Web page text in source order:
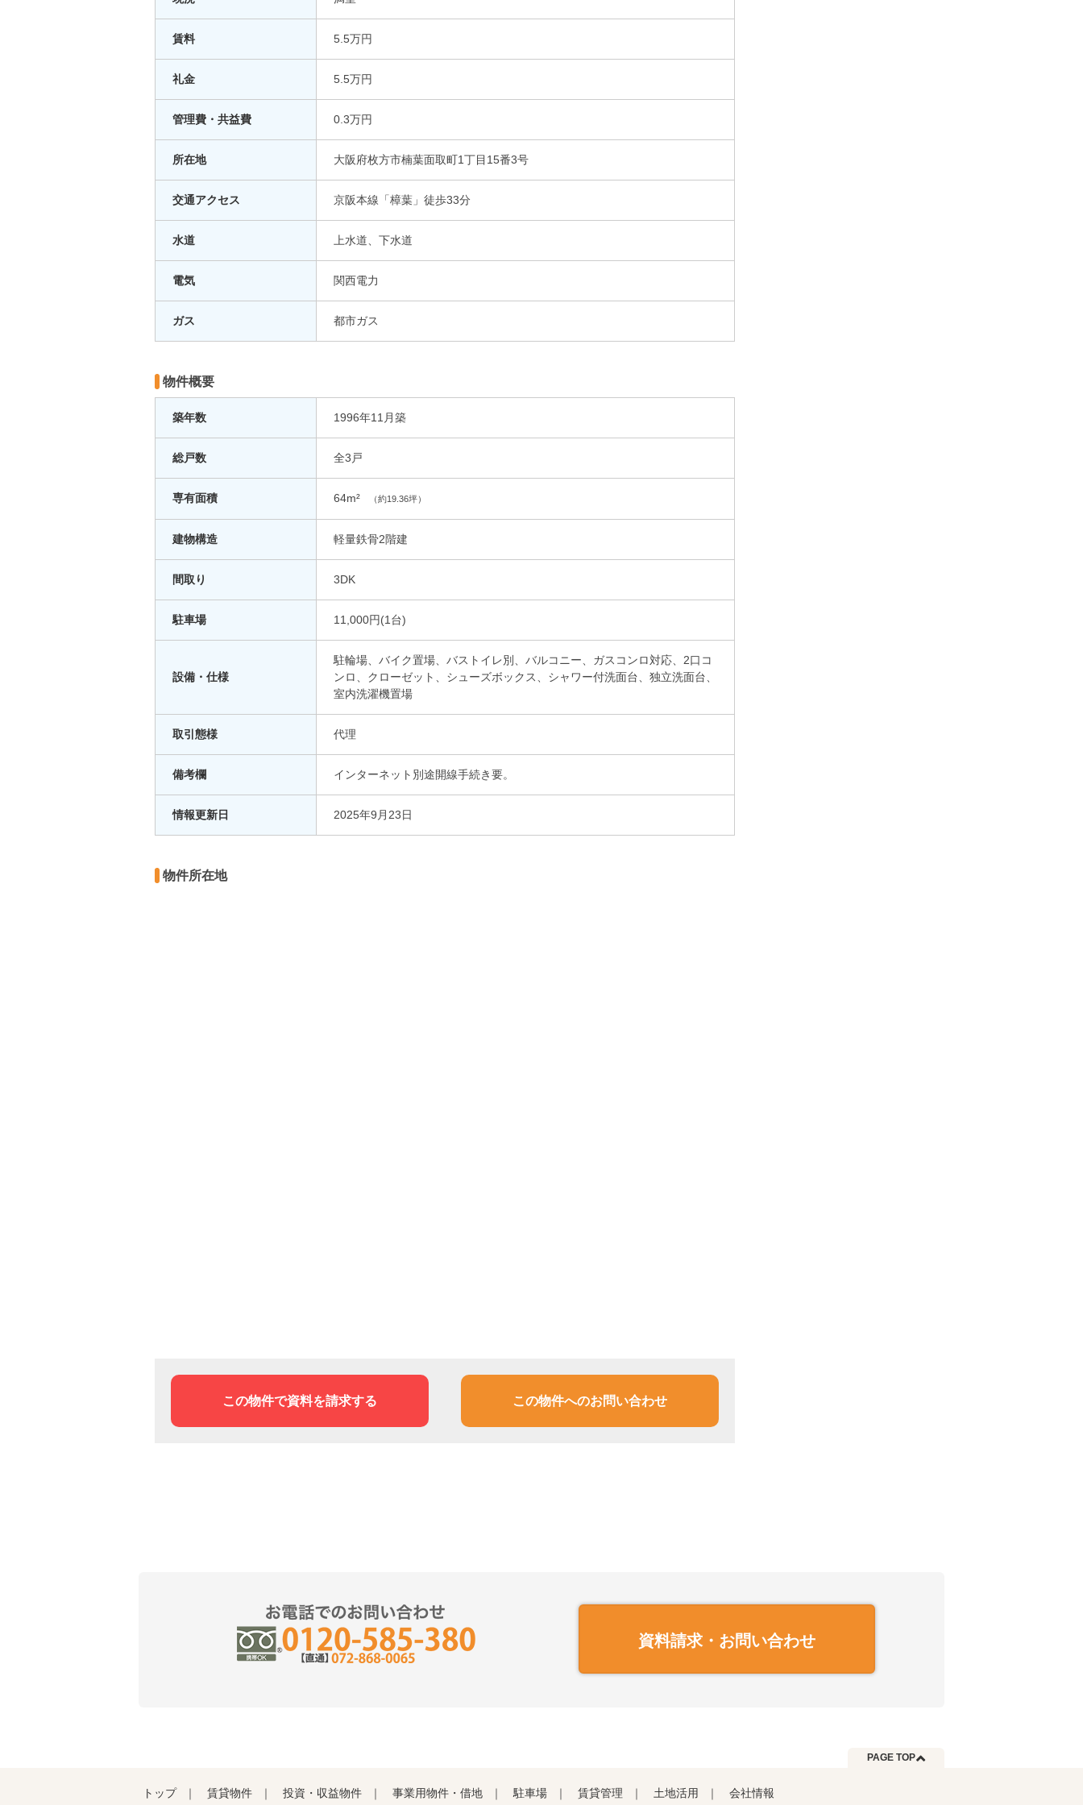
賃料 5.5万円
礼金 5.5万円
管理費・共益費 0.3万円
所在地 大阪府枚方市楠葉面取町1丁目15番3号
交通アクセス 京阪本線「樟葉」徒歩33分
水道 上水道、下水道
電気 関西電力
ガス 都市ガス
物件概要
築年数 1996年11月築
総戸数 全3戸
専有面積 64m² （約19.36坪）
建物構造 軽量鉄骨2階建
間取り 3DK
駐車場 11,000円(1台)
設備・仕様
駐輪場、バイク置場、バストイレ別、バルコニー、ガスコンロ対応、2口コ
ンロ、クローゼット、シューズボックス、シャワー付洗面台、独立洗面台、
室内洗濯機置場
取引態様 代理
備考欄 インターネット別途開線手続き要。
情報更新日 2025年9月23日
物件所在地
この物件で資料を請求する この物件へのお問い合わせ
資料請求・お問い合わせ
PAGE TOP
トップ 賃貸物件 投資・収益物件 事業用物件・借地 駐車場 賃貸管理 土地活用 会社情報